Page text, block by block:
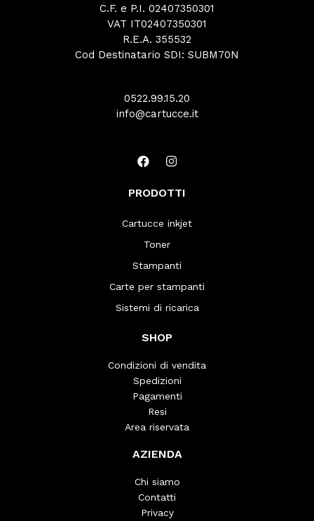
C.F. e P.I. 02407350301
VAT IT02407350301
R.E.A. 355532
Cod Destinatario SDI: SUBM70N
0522.99.15.20
info@cartucce.it
PRODOTTI
Cartucce inkjet
Toner
Stampanti
Carte per stampanti
Sistemi di ricarica
SHOP
Condizioni di vendita
Spedizioni
Pagamenti
Resi
Area riservata
AZIENDA
Chi siamo
Contatti
Privacy